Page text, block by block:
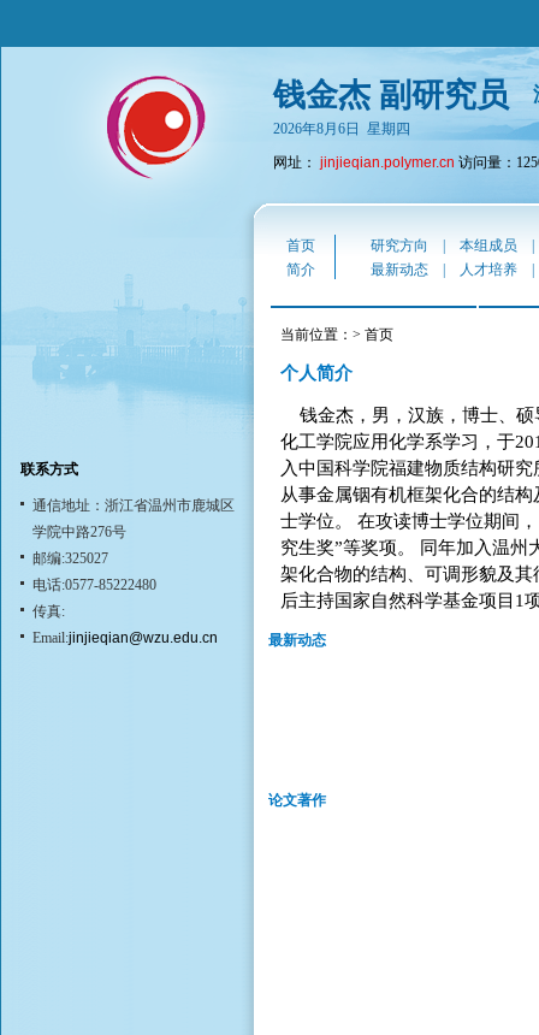
钱金杰 副研究员
2026年8月6日 星期四
网址： jinjieqian.polymer.cn 访问量：
联系方式
通信地址：浙江省温州市鹿城区
学院中路276号
邮编:325027
电话:0577-85222480
传真:
Email:jinjieqian@wzu.edu.cn
首页 研究方向 本组成员
简介
最新动态 人才培养
当前位置：> 首页
个人简介
钱金杰，男，汉族，博士、硕
化工学院应用化学系学习，于
入中国科学院福建物质结构研
从事金属铟有机框架化合的结
士学位。 在攻读博士学位期间
究生奖”等奖项。 同年加入温州
架化合物的结构、可调形貌及
后主持国家自然科学基金项目1
最新动态
论文著作